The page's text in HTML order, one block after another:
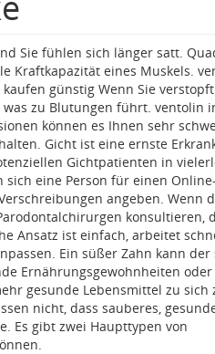
Sie fühlen sich länger satt.
Kraftkapazität eines Muskels.
günstig Wenn Sie
zu Blutungen führt. ventolin
können es Ihnen sehr
Gicht ist eine ernste
Gichtpatienten in
sich eine Person für einen
angeben. Wenn
konsultieren,
Ansatz ist einfach, arbeitet
Ein süßer Zahn kann
Ernährungsgewohnheiten oder
gesunde Lebensmittel zu sich
nicht, dass sauberes,
Es gibt zwei Haupttypen von